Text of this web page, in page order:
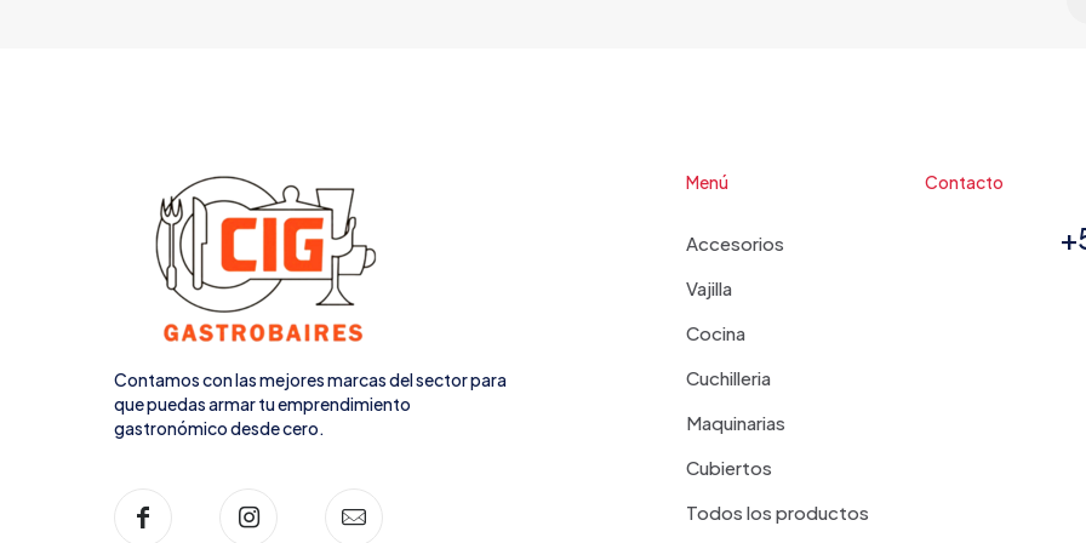
Contamos con las mejores marcas del sector para
que puedas armar tu emprendimiento
gastronómico desde cero.
Menú
Accesorios
Vajilla
Cocina
Cuchilleria
Maquinarias
Cubiertos
Todos los productos
Contacto